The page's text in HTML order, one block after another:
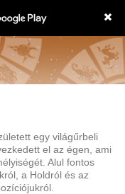
egy világűrbeli
el az égen, ami
Alul fontos
a Holdról és az